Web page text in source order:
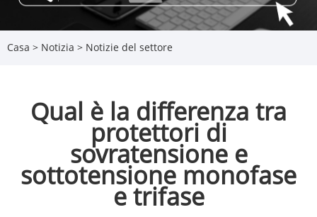
Casa > Notizia > Notizie del settore
Qual è la differenza tra
protettori di
sovratensione e
sottotensione monofase
e trifase